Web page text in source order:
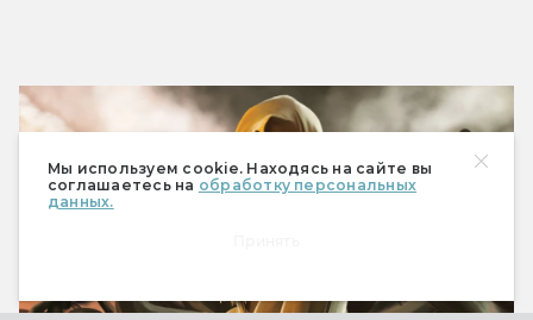
Мы используем cookie. Находясь на сайте вы
соглашаетесь на обработку персональных
данных.